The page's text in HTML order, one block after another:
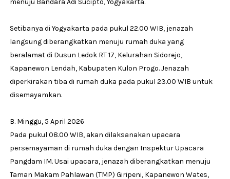
Setibanya di Yogyakarta pada pukul 22.00 WIB, jenazah
langsung diberangkatkan menuju rumah duka yang
beralamat di Dusun Ledok RT 17, Kelurahan Sidorejo,
Kapanewon Lendah, Kabupaten Kulon Progo. Jenazah
diperkirakan tiba di rumah duka pada pukul 23.00 WIB untuk
disemayamkan.
B. Minggu, 5 April 2026
Pada pukul 08.00 WIB, akan dilaksanakan upacara
persemayaman di rumah duka dengan Inspektur Upacara
Pangdam IM. Usai upacara, jenazah diberangkatkan menuju
Taman Makam Pahlawan (TMP) Giripeni, Kapanewon Wates,